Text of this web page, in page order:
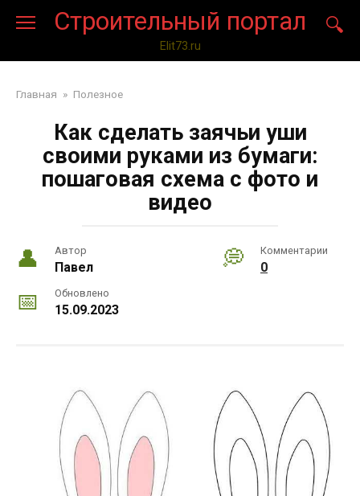
Строительный портал
Elit73.ru
Главная » Полезное
Как сделать заячьи уши
своими руками из бумаги:
пошаговая схема с фото и
видео
Автор
Павел
Комментарии
0
Обновлено
15.09.2023